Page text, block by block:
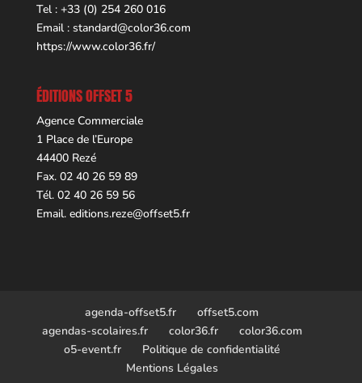
Tel : +33 (0) 254 260 016
Email : standard@color36.com
https://www.color36.fr/
ÉDITIONS OFFSET 5
Agence Commerciale
1 Place de l’Europe
44400 Rezé
Fax. 02 40 26 59 89
Tél. 02 40 26 59 56
Email. editions.reze@offset5.fr
agenda-offset5.fr
offset5.com
agendas-scolaires.fr
color36.fr
color36.com
o5-event.fr
Politique de confidentialité
Mentions Légales